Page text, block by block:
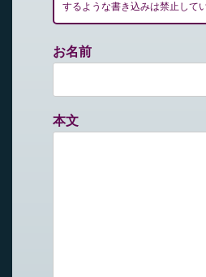
するような書き込みは禁止してい
お名前
本文